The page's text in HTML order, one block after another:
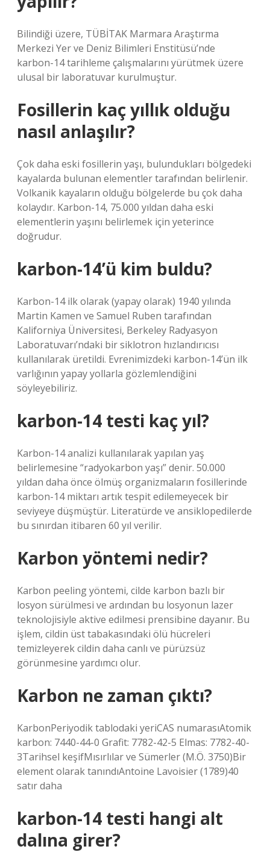
Bilindiği üzere, TÜBİTAK Marmara Araştırma
Merkezi Yer ve Deniz Bilimleri Enstitüsü’nde
karbon-14 tarihleme çalışmalarını yürütmek üzere
ulusal bir laboratuvar kurulmuştur.
Fosillerin kaç yıllık olduğu
nasıl anlaşılır?
Çok daha eski fosillerin yaşı, bulundukları bölgedeki
kayalarda bulunan elementler tarafından belirlenir.
Volkanik kayaların olduğu bölgelerde bu çok daha
kolaydır. Karbon-14, 75.000 yıldan daha eski
elementlerin yaşını belirlemek için yeterince
doğrudur.
karbon-14’ü kim buldu?
Karbon-14 ilk olarak (yapay olarak) 1940 yılında
Martin Kamen ve Samuel Ruben tarafından
Kaliforniya Üniversitesi, Berkeley Radyasyon
Laboratuvarı’ndaki bir siklotron hızlandırıcısı
kullanılarak üretildi. Evrenimizdeki karbon-14’ün ilk
varlığının yapay yollarla gözlemlendiğini
söyleyebiliriz.
karbon-14 testi kaç yıl?
Karbon-14 analizi kullanılarak yapılan yaş
belirlemesine “radyokarbon yaşı” denir. 50.000
yıldan daha önce ölmüş organizmaların fosillerinde
karbon-14 miktarı artık tespit edilemeyecek bir
seviyeye düşmüştür. Literatürde ve ansiklopedilerde
bu sınırdan itibaren 60 yıl verilir.
Karbon yöntemi nedir?
Karbon peeling yöntemi, cilde karbon bazlı bir
losyon sürülmesi ve ardından bu losyonun lazer
teknolojisiyle aktive edilmesi prensibine dayanır. Bu
işlem, cildin üst tabakasındaki ölü hücreleri
temizleyerek cildin daha canlı ve pürüzsüz
görünmesine yardımcı olur.
Karbon ne zaman çıktı?
KarbonPeriyodik tablodaki yeriCAS numarasıAtomik
karbon: 7440-44-0 Grafit: 7782-42-5 Elmas: 7782-40-
3Tarihsel keşifMısırlılar ve Sümerler (M.Ö. 3750)Bir
element olarak tanındıAntoine Lavoisier (1789)40
satır daha
karbon-14 testi hangi alt
dalına girer?